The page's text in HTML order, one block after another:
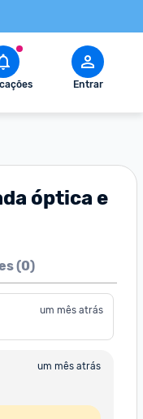
Entrar
óptica e
(0)
um mês atrás
um mês atrás